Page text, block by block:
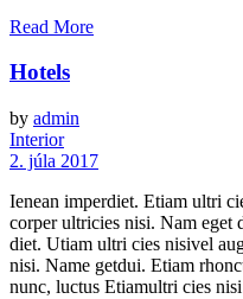
Read More
Hotels
by admin
Interior
2. júla 2017
Ienean imperdiet. Etiam ultri
corper ultricies nisi. Nam eget
diet. Utiam ultri cies nisivel
nisi. Name getdui. Etiam
nunc, luctus Etiamultri cies